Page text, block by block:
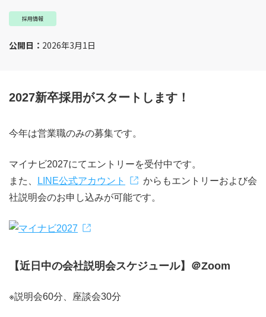
採用情報
公開日： 2026年3月1日
2027新卒採用がスタートします！
今年は営業職のみの募集です。
マイナビ2027にてエントリーを受付中です。
また、
LINE公式アカウント
からもエントリーおよび会
社説明会のお申し込みが可能です。
【近日中の会社説明会スケジュール】＠Zoom
※説明会60分、座談会30分